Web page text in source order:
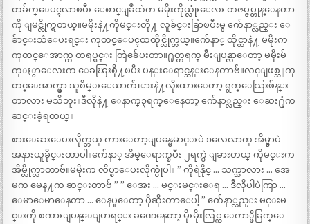
တခ်က္ေပၚလာၿပီး ေစာင္ျခဳံထဲက မမိုးကိုယ္လုံးေလး တဇပ္ဇပ္တုန္ေနတာ
ကို ျမင္လိုက္ရတယ္။မမိုးနဲ႔ကိုမင္းတို႔ လူခ်င္းခြာၿပီးမွ က်ေနာ္လည္း ေ
ခ်ာင္းသံေပးရင္း ကုတင္ေပၚထထိုင္လိုက္တယ္။က်ေနာ္ ထိုင္တာနဲ႔ မမိုးက
ကုတင္ေအာက္က ထရပ္ရင္း တြဲခ်ေပးတာ။႐ုတ္တရက္ မီးျပန္လာေတာ့ မမိုးမ်
က္ႏွာေလးက ေခၽြးစို႔ၿပီး ပန္းေရာင္သန္းေနတာဗ်။လင္ျဖစ္သူကု
တင္ေအာက္မွာ သူစိမ္းေယာက်ၤားနဲ႔လိုးထားေတာ့ ရွက္ေသြးဖ်န္း
တာလား မသိဘူး။ဒီလိုနဲ႔ ေနာက္၃ရက္ေနေတာ့ က်ေနာ္လည္း ေဆး႐ုံက
ဆင္းခဲ့ရတယ္။
စားေဆးေပးလိုက္တယ္ ကားေတာ့ျပန္မေမာင္းပဲ ၁လေလာက္ အိမ္မွာပဲ
အနားယူခိုင္းတာပါ။က်ေနာ္ အိမ္ေရာက္ၿပီး ၂ရက္ပဲ ျခားတယ္ ကိုမင္းက
အိမ္လိုက္လာတာဗ်။မမိုးက လိပ္စာေပးလိုက္ပုံပါ။ ” ကိုရဲနိုင္ … သက္သာလား … အေ
မက မေန႔က ဆင္းတာဗ် ” ” ေအး … မင္းမင္းေရ … ဒီလိုပါပဲကြာ …
ေမာေမာေနတာ … ေနပူေတာ့ ပိုဆိုးတာေပါ့ ” က်ေနာ္လည္း မင္းမ
င္းကို စကားျပန္ေျပာရင္း ခဏေနေတာ့ မိုးမိုးလြင္က ေကာ္ဖီခြက္ေ